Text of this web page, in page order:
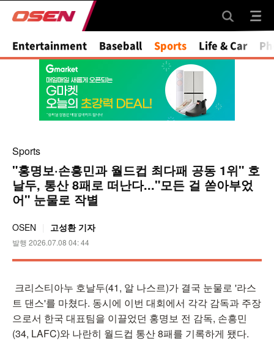
Mute
Entertainment Baseball Sports Life & Car
Sports
"홍명보·손흥민과 월드컵 최다패 공동 1위" 호
날두, 통산 8패로 떠난다..."모든 걸 쏟아부었
어" 눈물로 작별
OSEN 고성환 기자
발행 2026.07.08 04: 44
크리스티아누 호날두(41, 알 나스르)가 결국 눈물로 '라스
트 댄스'를 마쳤다. 동시에 이번 대회에서 각각 감독과 주장
으로서 한국 대표팀을 이끌었던 홍명보 전 감독, 손흥민
(34, LAFC)와 나란히 월드컵 통산 8패를 기록하게 됐다.